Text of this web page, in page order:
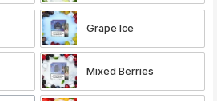
Grape Ice
Mixed Berries